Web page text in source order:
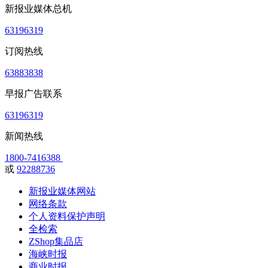
新报业媒体总机
63196319
订阅热线
63883838
早报广告联系
63196319
新闻热线
1800-7416388
或 92288736
新报业媒体网站
网络条款
个人资料保护声明
全检索
ZShop集品店
海峡时报